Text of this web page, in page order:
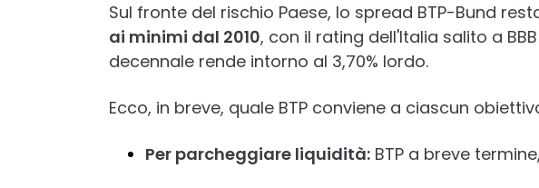
Sul fronte del rischio Paese, lo spread BTP-Bund
ai minimi dal 2010, con il rating dell'Italia salito a
decennale rende intorno al 3,70% lordo.
Ecco, in breve, quale BTP conviene a ciascun
Per parcheggiare liquidità: BTP a breve